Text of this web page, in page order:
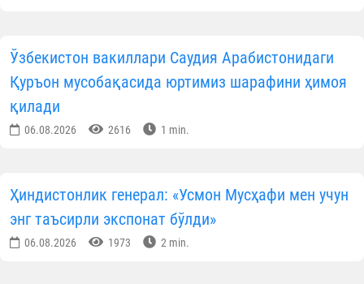
Ўзбекистон вакиллари Саудия Арабистонидаги
Қуръон мусобақасида юртимиз шарафини ҳимоя
қилади
06.08.2026 2616 1 min.
Ҳиндистонлик генерал: «Усмон Мусҳафи мен учун
энг таъсирли экспонат бўлди»
06.08.2026 1973 2 min.